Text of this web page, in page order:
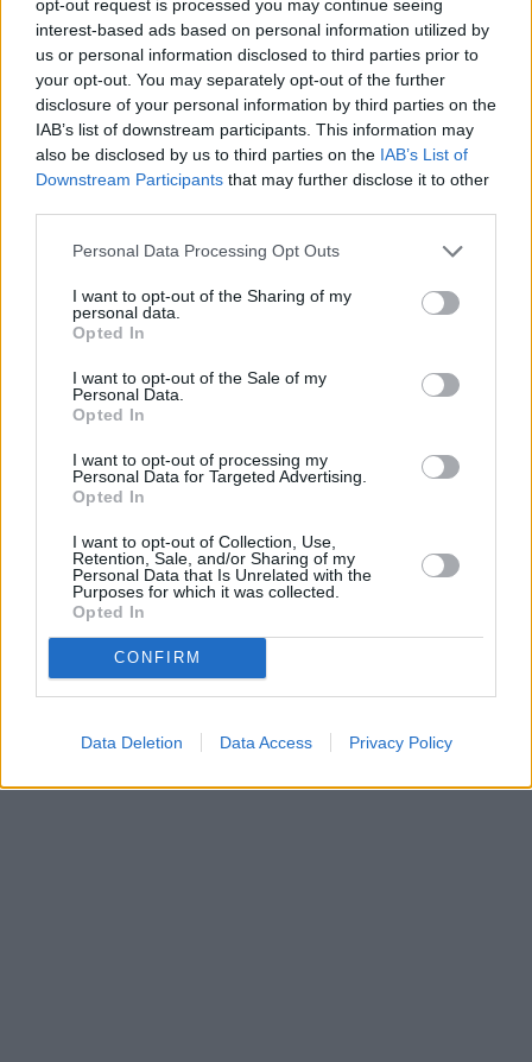
opt-out request is processed you may continue seeing
interest-based ads based on personal information utilized by
us or personal information disclosed to third parties prior to
your opt-out. You may separately opt-out of the further
disclosure of your personal information by third parties on the
IAB’s list of downstream participants. This information may
also be disclosed by us to third parties on the IAB’s List of
Downstream Participants that may further disclose it to other
Personal Data Processing Opt Outs
I want to opt-out of the Sharing of my
personal data.
Opted In
I want to opt-out of the Sale of my
Personal Data.
Opted In
I want to opt-out of processing my
Personal Data for Targeted Advertising.
Opted In
I want to opt-out of Collection, Use,
Retention, Sale, and/or Sharing of my
Personal Data that Is Unrelated with the
Purposes for which it was collected.
Opted In
CONFIRM
Data Deletion Data Access Privacy Policy
11.05.2024 03:33
Recenze podrobně představuje jednu z velmi oblíbených
OTT služeb, která nese název Lepší.TV. Divákům
umožňuje sledovaní televizních programů přes internet.
Díky používání video kodeku HEVC stačí připojení k
internetu s rychlostí alespoň 3 Mbit/s.
Nova Cinema HD, Prima COOL HD, JOJ 24 HD z nové
frekvence ST
22.02.2024 18:18
transpondéry. Společnost Slovak Telekom (ST) začala tyto stanice vysílat z
28.11.2023 13:23
Na trhu brzy začne vysílat nový sportovní program pod
značkou CANAL+. Stanice se bude jmenovat CANAL+
Sport 2 a nahradí původní program Skylink 7, který
Společnost Ab-com chystá satelitní a internetovou tv
23.06.2023 16:14
služeb. Zákazníkům bude nabízet satelitní (DTH) a internetovou televizní
(IPTV/OTT).
Parabola.cz- web o satelitní, terestrické a kabelové televizi, ©
O webu parabola.cz
Dovolená u moře•Bazény